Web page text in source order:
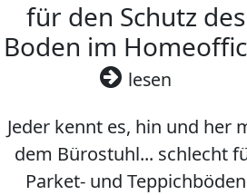
für den Schutz des
Boden im
lesen
Jeder kennt es, hin und her
dem Bürostuhl... schlecht
Parket- und Teppichböden